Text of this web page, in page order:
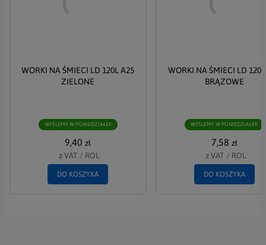
WYŚLIJ
WORKI NA ŚMIECI LD 120L A25
ZIELONE
WYŚLEMY W PONIEDZIAŁEK
9,40 zł
z VAT / ROL
DO KOSZYKA
WORKI NA ŚMIECI LD
BRĄZOWE
WYŚLEMY W PONIEDZIAŁEK
7,58 zł
z VAT / ROL
DO KOSZYKA